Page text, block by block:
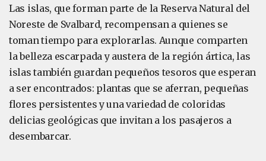
Las islas, que forman parte de la Reserva Natural del
Noreste de Svalbard, recompensan a quienes se
toman tiempo para explorarlas. Aunque comparten
la belleza escarpada y austera de la región ártica, las
islas también guardan pequeños tesoros que esperan
a ser encontrados: plantas que se aferran, pequeñas
flores persistentes y una variedad de coloridas
delicias geológicas que invitan a los pasajeros a
desembarcar.